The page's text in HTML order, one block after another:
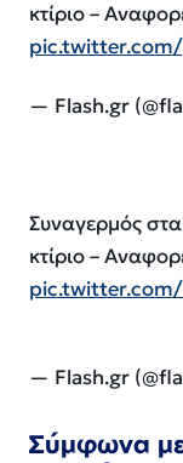
κτίριο –
— Flash.gr
Συναγερμός
κτίριο –
pic.twitter.com/
— Flash.gr
Σύμφωνα